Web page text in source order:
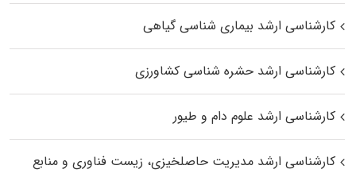
کارشناسی ارشد بیماری‌ شناسی گیاهی
کارشناسی ارشد حشره‌ شناسی کشاورزی
کارشناسی ارشد علوم دام و طیور
کارشناسی ارشد مدیریت حاصلخیزی، زیست فناوری و منابع